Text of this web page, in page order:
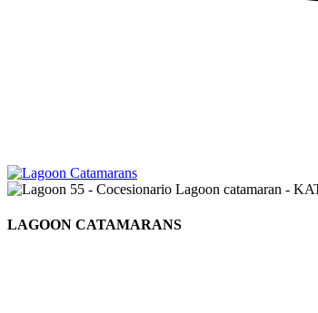
LAGOON CATAMARANS